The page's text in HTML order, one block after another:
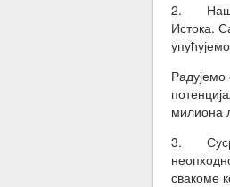
2. Наш
Истока.
милиона
3.
свакоме